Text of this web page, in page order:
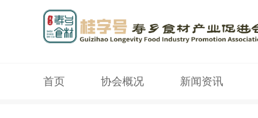
首页 协会概况 新闻资讯